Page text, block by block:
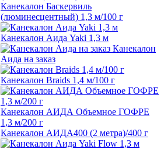
Канекалон Баскервиль
(люминесцентный) 1,3 м/100 г
Канекалон Аида Yaki 1,3 м
Канекалон
Аида на заказ
Канекалон Braids 1,4 м/100 г
Канекалон АИДА Объемное ГОФРЕ
1,3 м/200 г
Канекалон АИДА400 (2 метра)/400 г